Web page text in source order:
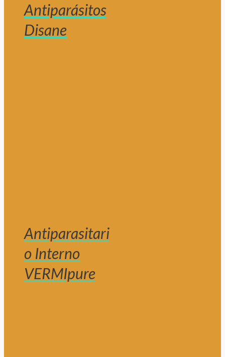
Antiparásitos
Disane
Antiparasitari
o Interno
VERMIpure